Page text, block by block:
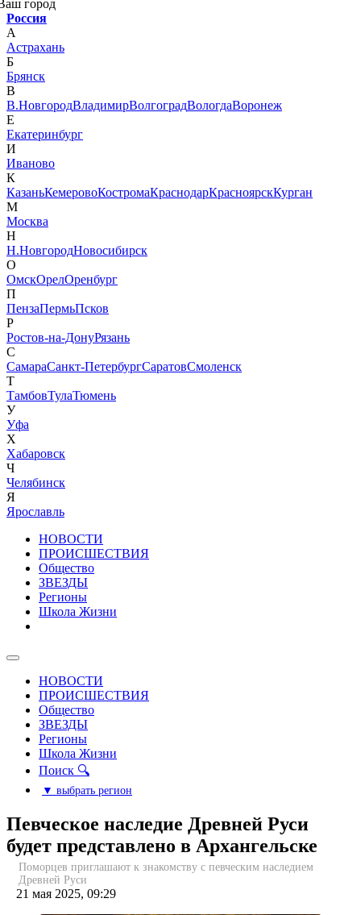
город
Россия
А
Астрахань
Б
Брянск
В
В.НовгородВладимирВолгоградВологдаВоронеж
Е
Екатеринбург
И
Иваново
К
КазаньКемеровоКостромаКраснодарКрасноярскКурган
М
Москва
Н
Н.НовгородНовосибирск
О
ОмскОрелОренбург
П
ПензаПермьПсков
Р
Ростов-на-ДонуРязань
С
СамараСанкт-ПетербургСаратовСмоленск
Т
ТамбовТулаТюмень
У
Уфа
Х
Хабаровск
Ч
Челябинск
Я
Ярославль
НОВОСТИ
ПРОИСШЕСТВИЯ
Общество
ЗВЕЗДЫ
Регионы
Школа Жизни
НОВОСТИ
ПРОИСШЕСТВИЯ
Общество
ЗВЕЗДЫ
Регионы
Школа Жизни
Поиск 🔍
▼ выбрать регион
Певческое наследие Древней Руси
будет представлено в Архангельске
Поморцев приглашают к знакомству с певческим наследием
Древней Руси
21 мая 2025, 09:29